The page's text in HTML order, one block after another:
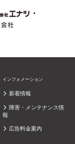
・
インフォメーション
新着情報
障害・メンテナンス情
報
広告料金案内